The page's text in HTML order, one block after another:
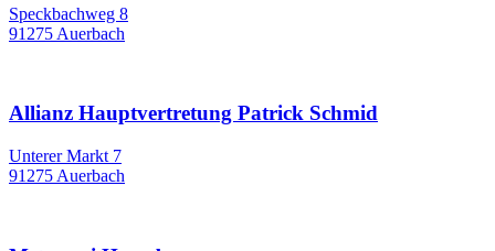
Speckbachweg 8
91275 Auerbach
Allianz Hauptvertretung Patrick Schmid
Unterer Markt 7
91275 Auerbach